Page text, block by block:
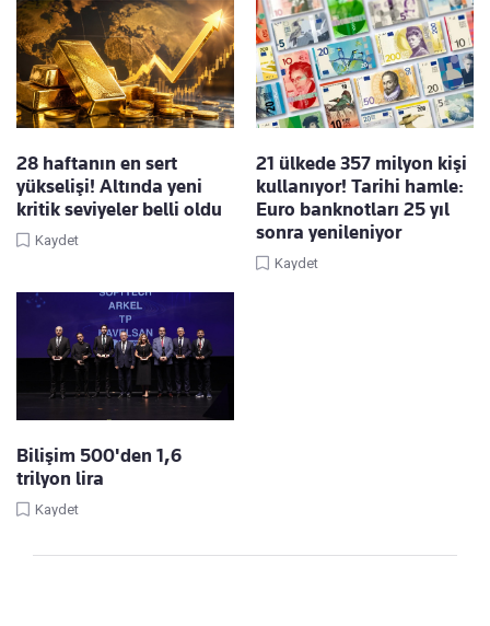
28 haftanın en sert
yükselişi! Altında yeni
kritik seviyeler belli oldu
Kaydet
21 ülkede 357 milyon kişi
kullanıyor! Tarihi hamle:
Euro banknotları 25 yıl
sonra yenileniyor
Kaydet
Bilişim 500'den 1,6
trilyon lira
Kaydet